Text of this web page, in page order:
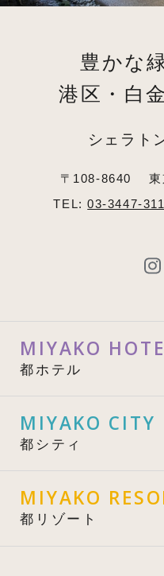
豊かな
港区・白
シェラト
〒108-8640
TEL:03-3447-
MIYAKO
都ホテル
MIYAKO CITY
都シティ
MIYAKO
都リゾート